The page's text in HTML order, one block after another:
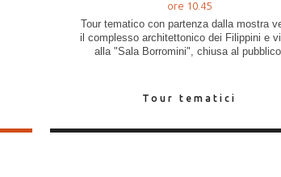
ore 10.45
Tour tematico con partenza dalla mostra
il complesso architettonico dei Filippini e
alla "Sala Borromini", chiusa al
10.45
Tour tematico con partenza dalla
all'esclusiva cappella borrominiana,
pubblico.
Tour tematici